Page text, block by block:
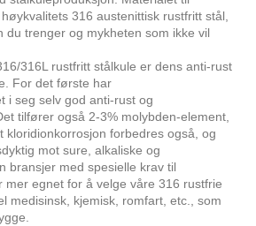
316 austenittisk rustfritt stål,
du trenger og mykheten som ikke vil
316L rustfritt stålkule er dens anti-rust
For det første har
i seg selv god anti-rust og
tilfører også 2-3% molybden-element,
kloridionkorrosjon forbedres også, og
mot sure, alkaliske og
bransjer med spesielle krav til
mer egnet for å velge våre 316 rustfrie
medisinsk, kjemisk, romfart, etc., som